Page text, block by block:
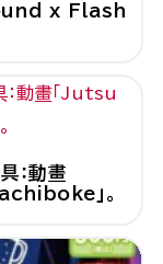
x Flash
：動畫
」。